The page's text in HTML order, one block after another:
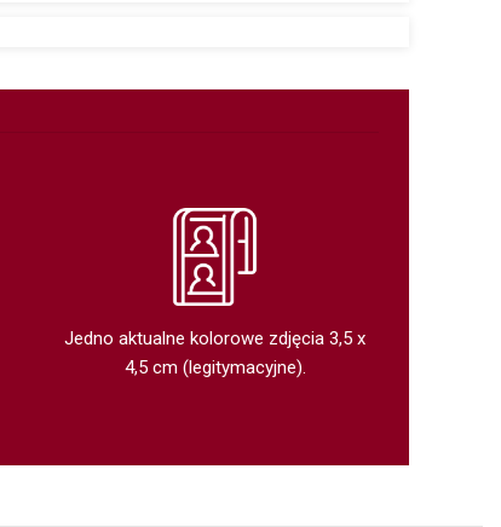
Jedno aktualne kolorowe zdjęcia 3,5 x
4,5 cm (legitymacyjne).